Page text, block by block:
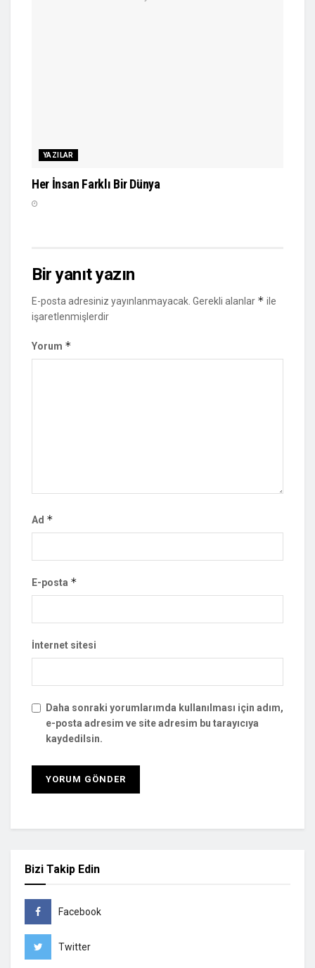
YAZILAR
Her İnsan Farklı Bir Dünya
Bir yanıt yazın
E-posta adresiniz yayınlanmayacak. Gerekli alanlar * ile
işaretlenmişlerdir
Yorum *
Ad *
E-posta *
İnternet sitesi
Daha sonraki yorumlarımda kullanılması için adım,
e-posta adresim ve site adresim bu tarayıcıya
kaydedilsin.
Bizi Takip Edin
Facebook
Twitter